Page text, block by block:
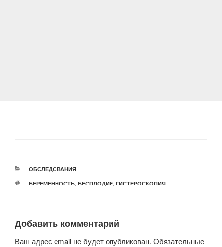
РУБРИКИ
ОБСЛЕДОВАНИЯ
МЕТКИ
БЕРЕМЕННОСТЬ, БЕСПЛОДИЕ, ГИСТЕРОСКОПИЯ
Добавить комментарий
Ваш адрес email не будет опубликован. Обязательные